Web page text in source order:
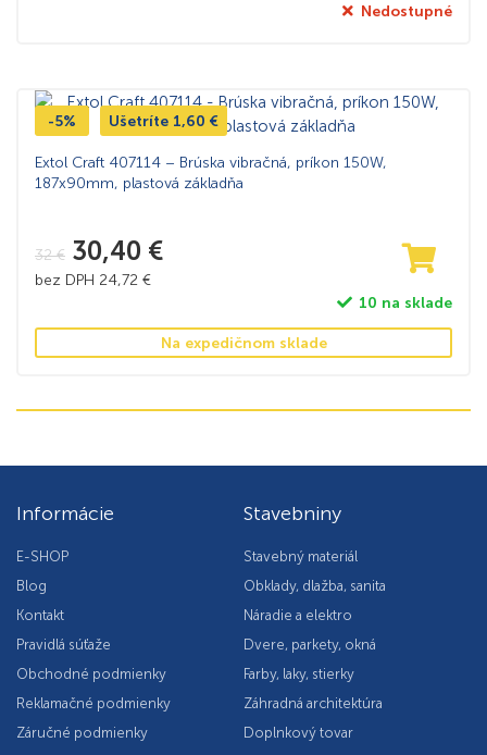
Nedostupné
-5% Ušetríte 1,60 €
Extol Craft 407114 – Brúska vibračná, príkon 150W,
187x90mm, plastová základňa
32€ 30,40 €
bez DPH 24,72 €
10 na sklade
Na expedičnom sklade
Informácie
E-SHOP
Blog
Kontakt
Pravidlá súťaže
Obchodné podmienky
Reklamačné podmienky
Záručné podmienky
Stavebniny
Stavebný materiál
Obklady, dlažba, sanita
Náradie a elektro
Dvere, parkety, okná
Farby, laky, stierky
Záhradná architektúra
Doplnkový tovar